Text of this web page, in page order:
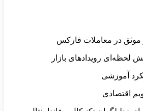
موثق در معاملات فارکس
لحظه‌ای رویدادهای بازار
آموزشی
اقتصادی